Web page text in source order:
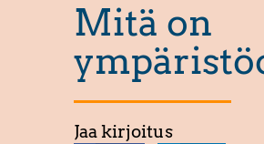
Mitä on
Jaa kirjoitus